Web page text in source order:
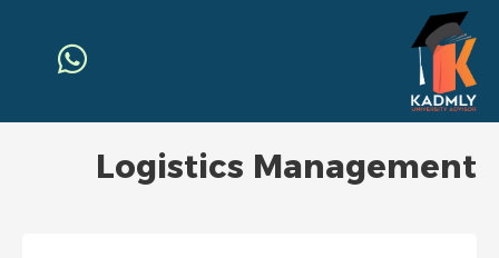
Logistics Management